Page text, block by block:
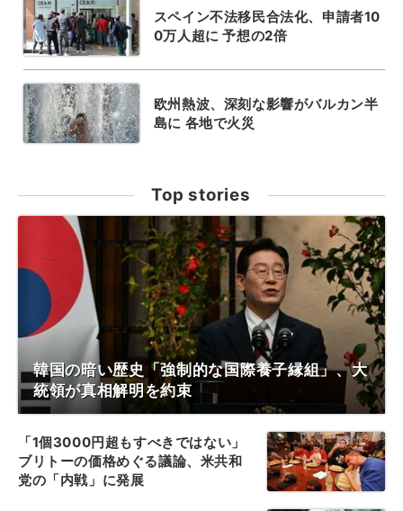
スペイン不法移民合法化、申請者10
0万人超に 予想の2倍
欧州熱波、深刻な影響がバルカン半
島に 各地で火災
Top stories
韓国の暗い歴史「強制的な国際養子縁組」、大
統領が真相解明を約束
「1個3000円超もすべきではない」
ブリトーの価格めぐる議論、米共和
党の「内戦」に発展